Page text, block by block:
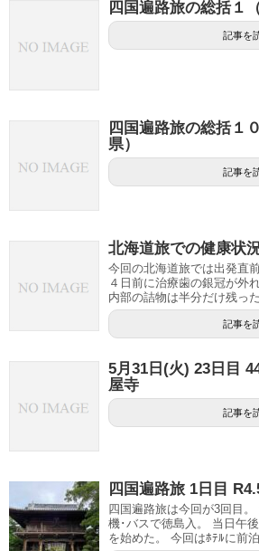
四国遍路旅の総括１
記事を
四国遍路旅の総括１
県）
記事を
北海道旅での健康状
今回の北海道旅では出発直
４日前に治療歯の銀冠が外
内部の詰物は半分だけ残っ
記事を
5月31日(火) 23日目
屋寺
記事を
四国遍路旅 1日目
四国遍路旅は今回が3回目
機･バスで徳島入。 当日午
を始めた。 今回はﾎﾃﾙに前